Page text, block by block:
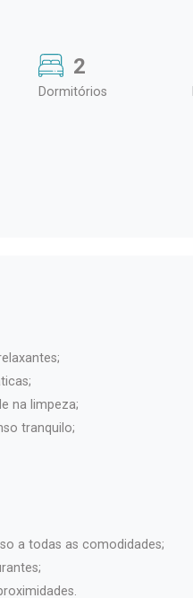
2
Dormitórios
na limpeza;
tranquilo;
a todas as comodidades;